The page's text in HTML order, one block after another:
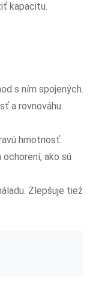
kapacitu.
s ním spojených.
a rovnováhu.
hmotnosť.
ako sú
Zlepšuje tiež